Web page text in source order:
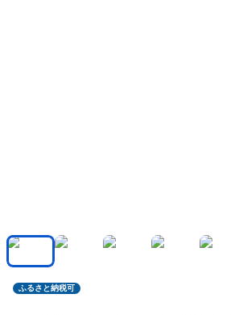
ふるさと納税可